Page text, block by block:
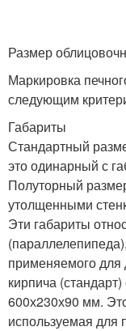
Размер
Маркировка
следующим
Габариты
Стандартный
это одинарный с
Полуторный
утолщенными
Эти габариты
применяемого
кирпича
600х230х90 мм.
используемая для